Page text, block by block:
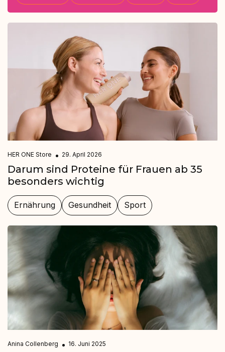
HER ONE Store 29. April 2026
Darum sind Proteine für Frauen ab 35
besonders wichtig
Ernährung Gesundheit Sport
Anina Collenberg 16. Juni 2025